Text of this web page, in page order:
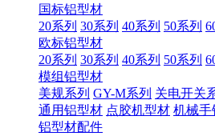
国标铝型材
20系列 30系列 40系列 50系列
欧标铝型材
20系列 30系列 40系列 50系列
模组铝型材
美规系列 GY-M系列 关电开关
通用铝型材 点胶机型材 机械手
铝型材配件